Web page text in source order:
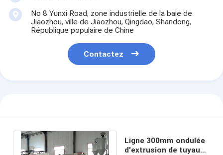
No 8 Yunxi Road, zone industrielle de la baie de
Jiaozhou, ville de Jiaozhou, Qingdao, Shandong,
République populaire de Chine
Contactez
Ligne 300mm ondulée
d'extrusion de tuyau